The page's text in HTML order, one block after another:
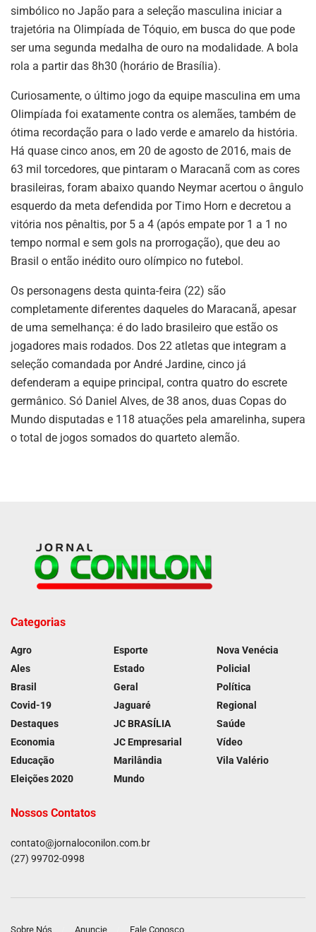
simbólico no Japão para a seleção masculina iniciar a
trajetória na Olimpíada de Tóquio, em busca do que pode
ser uma segunda medalha de ouro na modalidade. A bola
rola a partir das 8h30 (horário de Brasília).
Curiosamente, o último jogo da equipe masculina em uma
Olimpíada foi exatamente contra os alemães, também de
ótima recordação para o lado verde e amarelo da história.
Há quase cinco anos, em 20 de agosto de 2016, mais de
63 mil torcedores, que pintaram o Maracanã com as cores
brasileiras, foram abaixo quando Neymar acertou o ângulo
esquerdo da meta defendida por Timo Horn e decretou a
vitória nos pênaltis, por 5 a 4 (após empate por 1 a 1 no
tempo normal e sem gols na prorrogação), que deu ao
Brasil o então inédito ouro olímpico no futebol.
Os personagens desta quinta-feira (22) são
completamente diferentes daqueles do Maracanã, apesar
de uma semelhança: é do lado brasileiro que estão os
jogadores mais rodados. Dos 22 atletas que integram a
seleção comandada por André Jardine, cinco já
defenderam a equipe principal, contra quatro do escrete
germânico. Só Daniel Alves, de 38 anos, duas Copas do
Mundo disputadas e 118 atuações pela amarelinha, supera
o total de jogos somados do quarteto alemão.
Categorias
Agro
Ales
Brasil
Covid-19
Destaques
Economia
Educação
Eleições 2020
Esporte
Estado
Geral
Jaguaré
JC BRASÍLIA
JC Empresarial
Marilândia
Mundo
Nova Venécia
Policial
Política
Regional
Saúde
Vídeo
Vila Valério
Nossos Contatos
contato@jornaloconilon.com.br
(27) 99702-0998
Sobre Nós Anuncie Fale Conosco